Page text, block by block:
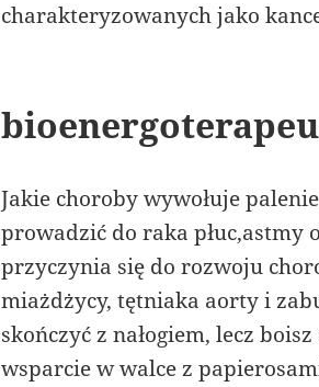
charakteryzowanych jako
Jakie choroby wywołuje
prowadzić do raka płuc,astmy
przyczynia się do rozwoju
miażdżycy, tętniaka aorty i
skończyć z nałogiem, lecz
wsparcie w walce z